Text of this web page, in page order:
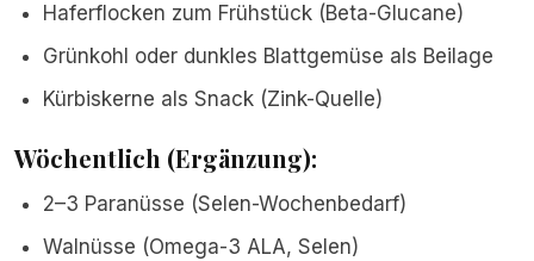
Haferflocken zum Frühstück (Beta-Glucane)
Grünkohl oder dunkles Blattgemüse als Beilage
Kürbiskerne als Snack (Zink-Quelle)
Wöchentlich (Ergänzung):
2–3 Paranüsse (Selen-Wochenbedarf)
Walnüsse (Omega-3 ALA, Selen)